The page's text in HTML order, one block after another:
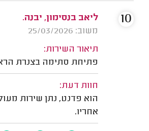
ליאב בנסימון, יבנה.
משוב: 25/03/2026
תיאור השירות:
פתיחת סתימה בצנרת
חוות דעת:
הוא פדנט, נתן שירות
אחריו.
10